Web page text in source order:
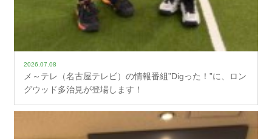
2026.07.08
メ～テレ（名古屋テレビ）の情報番組”Digった！”に、ロン
グウッド多治見が登場します！